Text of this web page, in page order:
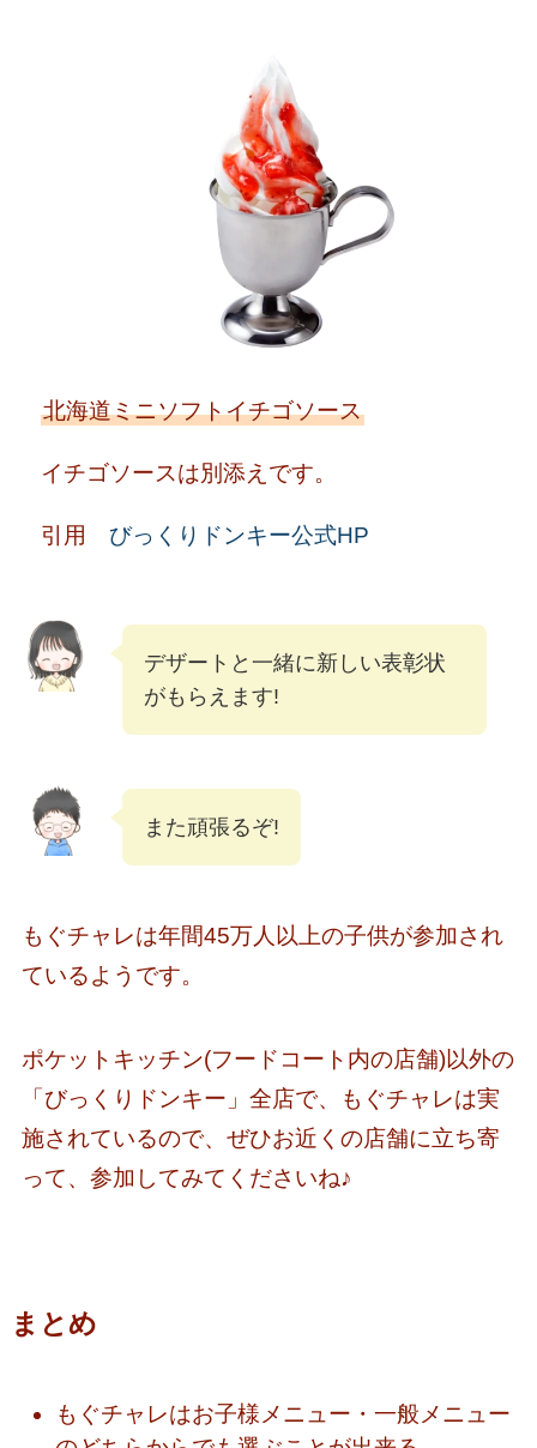
北海道ミニソフトイチゴソース
イチゴソースは別添えです。
引用 びっくりドンキー公式HP
デザートと一緒に新しい表彰状
がもらえます!
また頑張るぞ!
もぐチャレは年間45万人以上の子供が参加され
ているようです。
ポケットキッチン(フードコート内の店舗)以外の
「びっくりドンキー」全店で、もぐチャレは実
施されているので、ぜひお近くの店舗に立ち寄
って、参加してみてくださいね♪
まとめ
もぐチャレはお子様メニュー・一般メニュー